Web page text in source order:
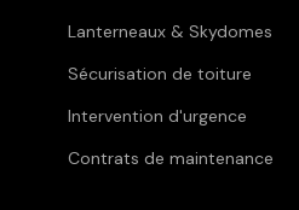
Lanterneaux & Skydomes
Sécurisation de toiture
Intervention d'urgence
Contrats de maintenance